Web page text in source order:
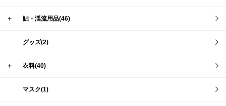
＋ 鮎・渓流用品(46)
グッズ(2)
＋ 衣料(40)
マスク(1)